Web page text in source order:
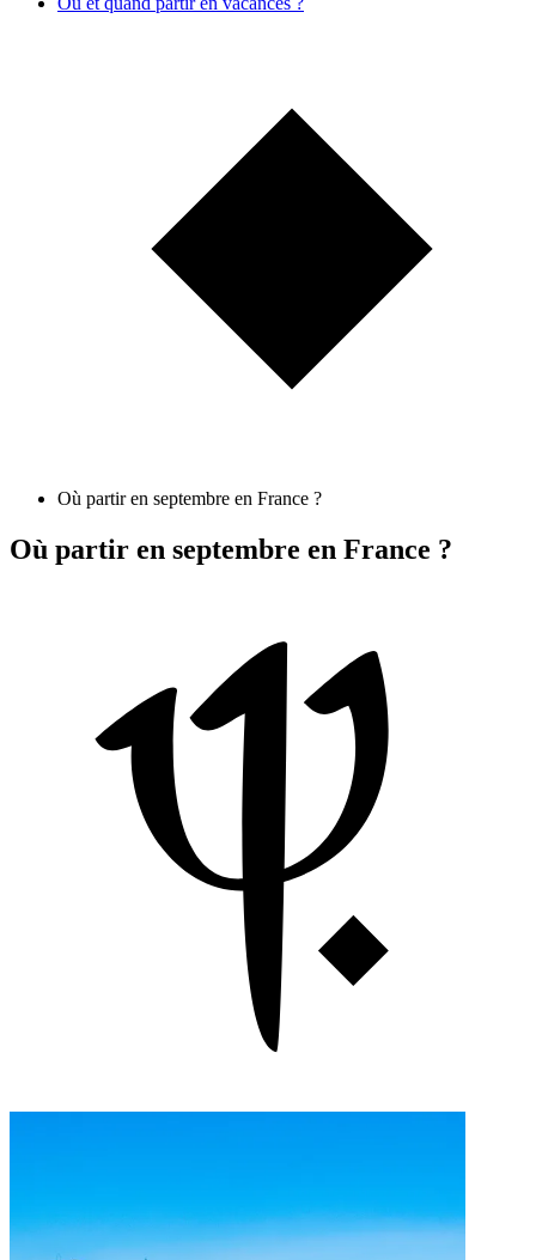
Où partir en septembre en France ?
Où partir en septembre en France ?